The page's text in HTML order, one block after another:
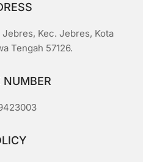
Kec. Jebres, Kota
Tengah 57126.
NUMBER